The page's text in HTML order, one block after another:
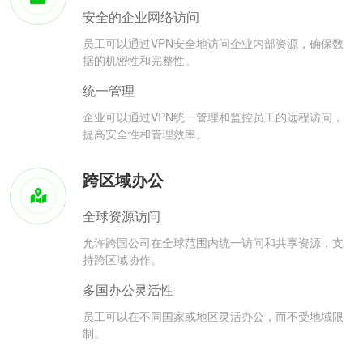
安全的企业网络访问
员工可以通过VPN安全地访问企业内部资源，确保数
据的机密性和完整性。
统一管理
企业可以通过VPN统一管理和监控员工的远程访问，
提高安全性和管理效率。
跨区域办公
全球资源访问
允许跨国公司在全球范围内统一访问和共享资源，支
持跨区域协作。
多国办公灵活性
员工可以在不同国家或地区灵活办公，而不受地域限
制。